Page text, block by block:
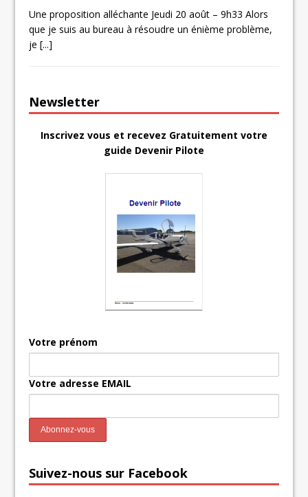
Une proposition alléchante Jeudi 20 août – 9h33 Alors
que je suis au bureau à résoudre un énième problème,
je[...]
Newsletter
Inscrivez vous et recevez Gratuitement votre
guide Devenir Pilote
Votre prénom
Votre adresse EMAIL
Suivez-nous sur Facebook